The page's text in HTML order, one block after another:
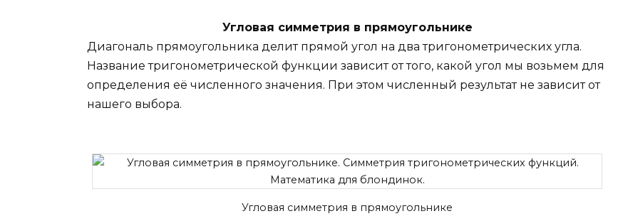
Угловая симметрия в прямоугольнике
Диагональ прямоугольника делит прямой угол на два тригонометрических угла.
Название тригонометрической функции зависит от того, какой угол мы возьмем для
определения её численного значения. При этом численный результат не зависит от
нашего выбора.
Угловая симметрия в прямоугольнике